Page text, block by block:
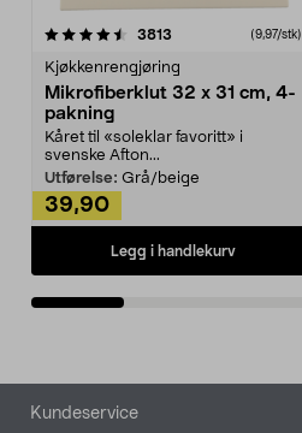
3813 anmeldelser(9,97/stk)
Kjøkkenrengjøring
Mikrofiberklut 32 x 31 cm, 4-
pakning
Kåret til «soleklar favoritt» i
svenske Afton...
Utførelse: Grå/beige
39,90
Legg i handlekurv
4.5av 5 stjerner
Bunntekst
Kundeservice